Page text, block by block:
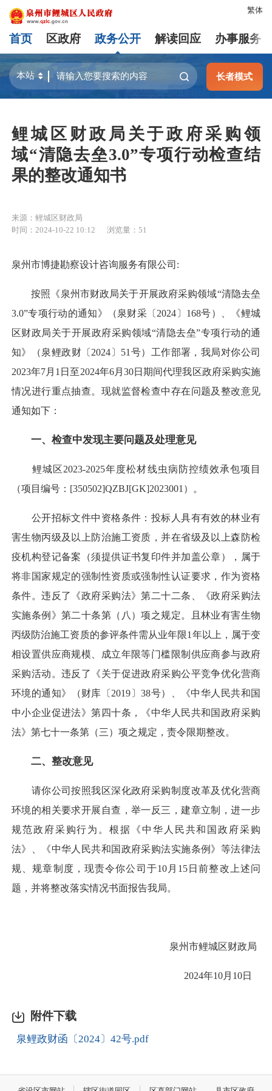
繁体
首页 区政府 政务公开 解读回应 办事服务
长者模式
鲤城区财政局关于政府采购领
域“清隐去垒3.0”专项行动检查结
果的整改通知书
来源：鲤城区财政局
时间：2024-10-22 10:12
浏览量： 51
泉州市博捷勘察设计咨询服务有限公司:
按照《泉州市财政局关于开展政府采购领域“清隐去垒
3.0”专项行动的通知》（泉财采〔2024〕168号）、《鲤城
区财政局关于开展政府采购领域“清隐去垒”专项行动的通
知》（泉鲤政财〔2024〕51号）工作部署，我局对你公司
2023年7月1日至2024年6月30日期间代理我区政府采购实施
情况进行重点抽查。现就监督检查中存在问题及整改意见
通知如下：
一、检查中发现主要问题及处理意见
鲤城区2023-2025年度松材线虫病防控绩效承包项目
（项目编号：[350502]QZBJ[GK]2023001）。
公开招标文件中资格条件：投标人具有有效的林业有
害生物丙级及以上防治施工资质，并在省级及以上森防检
疫机构登记备案（须提供证书复印件并加盖公章），属于
将非国家规定的强制性资质或强制性认证要求，作为资格
条件。违反了《政府采购法》第二十二条、《政府采购法
实施条例》第二十条第（八）项之规定。且林业有害生物
丙级防治施工资质的参评条件需从业年限1年以上，属于变
相设置供应商规模、成立年限等门槛限制供应商参与政府
采购活动。违反了《关于促进政府采购公平竞争优化营商
环境的通知》（财库〔2019〕38号）、《中华人民共和国
中小企业促进法》第四十条，《中华人民共和国政府采购
法》第七十一条第（三）项之规定，责令限期整改。
二、整改意见
请你公司按照我区深化政府采购制度改革及优化营商
环境的相关要求开展自查，举一反三，建章立制，进一步
规范政府采购行为。根据《中华人民共和国政府采购
法》、《中华人民共和国政府采购法实施条例》等法律法
规、规章制度，现责令你公司于10月15日前整改上述问
题，并将整改落实情况书面报告我局。
泉州市鲤城区财政局
2024年10月10日
附件下载
泉鲤政财函〔2024〕42号.pdf